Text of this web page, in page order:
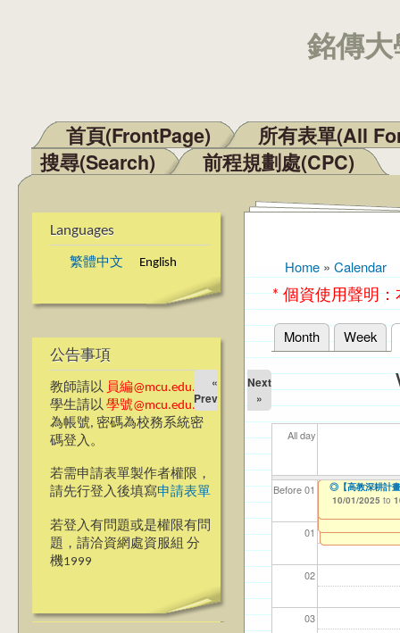
銘傳
Main menu
首頁(FrontPage)
所有表單(All
搜尋(Search)
前程規劃處(CPC)
Languages
繁體中文 English
公告事項
教師請以 員編@mcu.edu.tw
學生請以 學號@mcu.edu.tw
為帳號, 密碼為校務系統密
碼登入。
若需申請表單製作者權限，
請先行登入後填寫申請表單
若登入有問題或是權限有問
題，請洽資網處資服組 分
機1999
You are here
Home » Calendar
* 個資使用聲明
Primary tabs
Month Week
«
Prev
Next
»
All day
Before 01
01
02
03
【資網處】
整合系統～表單
【財務處】工讀
11/12/2021 to
【財務處】漏打
錄
114學年度前程
表(服務學習教師
114學年度前程
回饋表(服務學習
114
03/
【學
07/
114
09/
教務
11/
商品
11/
114
02/
【財
08/
高中
09/
【人
09/
【人
09/
【研究發展處】
Faculty
【教學暨學習資
Speech on Oct
【教學暨學習資
達或溝通技巧」
【台北校區】就
10/01/2025
◎【高教深耕計
10/01/2025 to
◎【高教深耕計
10/01/2025 to
◎【高教深耕計
10/01/2025 to
◎【高教深耕計
10/01/2025 to